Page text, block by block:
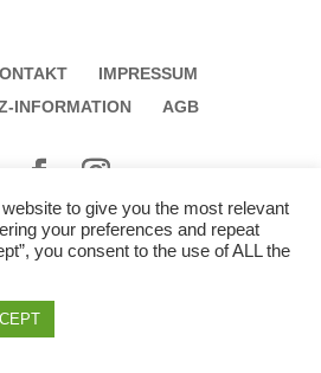
IMPRESSUM
INFORMATION
AGB
Parz Kunstzentrum OG
14:00 bis 17:00 Montag:
to give you the most relevant
your preferences and repeat
you consent to the use of ALL the